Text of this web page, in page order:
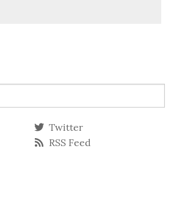
Twitter
RSS Feed